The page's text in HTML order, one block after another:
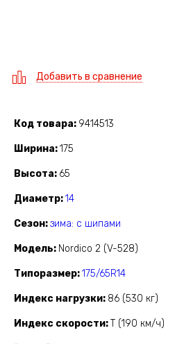
Добавить в сравнение
Код товара 9414513
Ширина 175
Высота 65
Диаметр 14
Сезон зима: с шипами
Модель Nordico 2 (V-528)
Типоразмер 175/65R14
Индекс нагрузки 86 (530 кг)
Индекс скорости T (190 км/ч)